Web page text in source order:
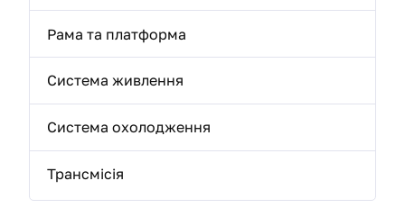
Рама та платформа
Система живлення
Система охолодження
Трансмісія